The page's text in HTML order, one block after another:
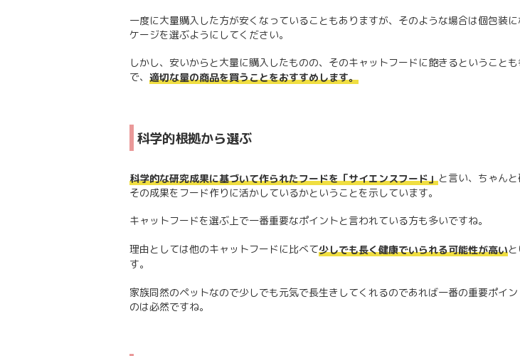
一度に大量購入した方が安くなっていることもありますが、そのような場合は個包装に
ケージを選ぶようにしてください。
しかし、安いからと大量に購入したものの、そのキャットフードに飽きるということ
で、 適切な量の商品を買うことをおすすめします。
科学的根拠から選ぶ
科学的な研究成果に基づいて作られたフードを「サイエンスフード」と言い、ちゃん
その成果をフード作りに活かしているかということを示しています。
キャットフードを選ぶ上で一番重要なポイントと言われている方も多いですね。
理由としては他のキャットフードに比べて少しでも長く健康でいられる可能性が高い
す。
家族同然のペットなので少しでも元気で長生きしてくれるのであれば一番の重要ポイ
のは必然ですね。